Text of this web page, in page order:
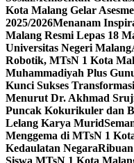
Kota Malang Gelar
2025/2026Menanam
Malang Resmi Lepas 18
Universitas Negeri Malang
Robotik, MTsN 1 Kota
Muhammadiyah Plus
Kunci Sukses
Menurut Dr. Akhmad
Puncak Kokurikuler dan
Lelang Karya Murid
Menggema di MTsN 1
Kedaulatan Negara
Siswa MTsN 1 Kota